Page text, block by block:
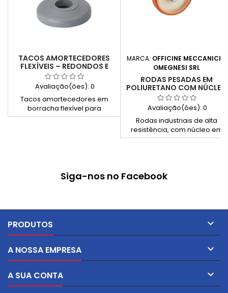
TACOS AMORTECEDORES
FLEXÍVEIS – REDONDOS E
QUADRADOS
Avaliação(ões): 0
Tacos amortecedores em
borracha flexível para
absorção de vibrações,
equipamentos industriais.
MARCA: OFFICINE MECCANICHE
OMEGNESI SRL
RODAS PESADAS EM
POLIURETANO COM NÚCLEO
EM NYLON – SÉRIE 700/NP –
SUPORTE GIRATÓRIO
Avaliação(ões): 0
Rodas industriais de alta
resistência, com núcleo em
nylon revestido a poliuretano
cubo a rolos, bucha ou
exigentes.Disponível também
em cor azul – versão 700/NPBL.
Siga-nos no Facebook
PRODUTOS 
A NOSSA EMPRESA 
A SUA CONTA 